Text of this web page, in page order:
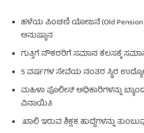
ಹಳೆಯ ಪಿಂಚಣಿ ಯೋಜನೆ (Old Pension
ಅನುಷ್ಠಾನ
ಗುತ್ತಿಗೆ ನೌಕರರಿಗೆ ಸಮಾನ ಕೆಲಸಕ್ಕೆ
5 ವರ್ಷಗಳ ಸೇವೆಯ ನಂತರ ಸ್ಥಿರ
ಮಹಿಳಾ ಪೊಲೀಸ್ ಅಧಿಕಾರಿಗಳನ್ನು
ವಿನಾಯಿತಿ
ಖಾಲಿ ಇರುವ ಶಿಕ್ಷಕ ಹುದ್ದೆಗಳನ್ನು